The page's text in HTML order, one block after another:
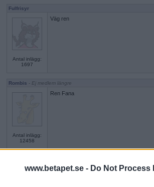
www.betapet.se - Do Not Process
Fulfrisyr
Antal inlägg:
1697
Väg ren
Rombis - Ej medlem längre
Antal inlägg:
12458
Ren Fana
Ren liga